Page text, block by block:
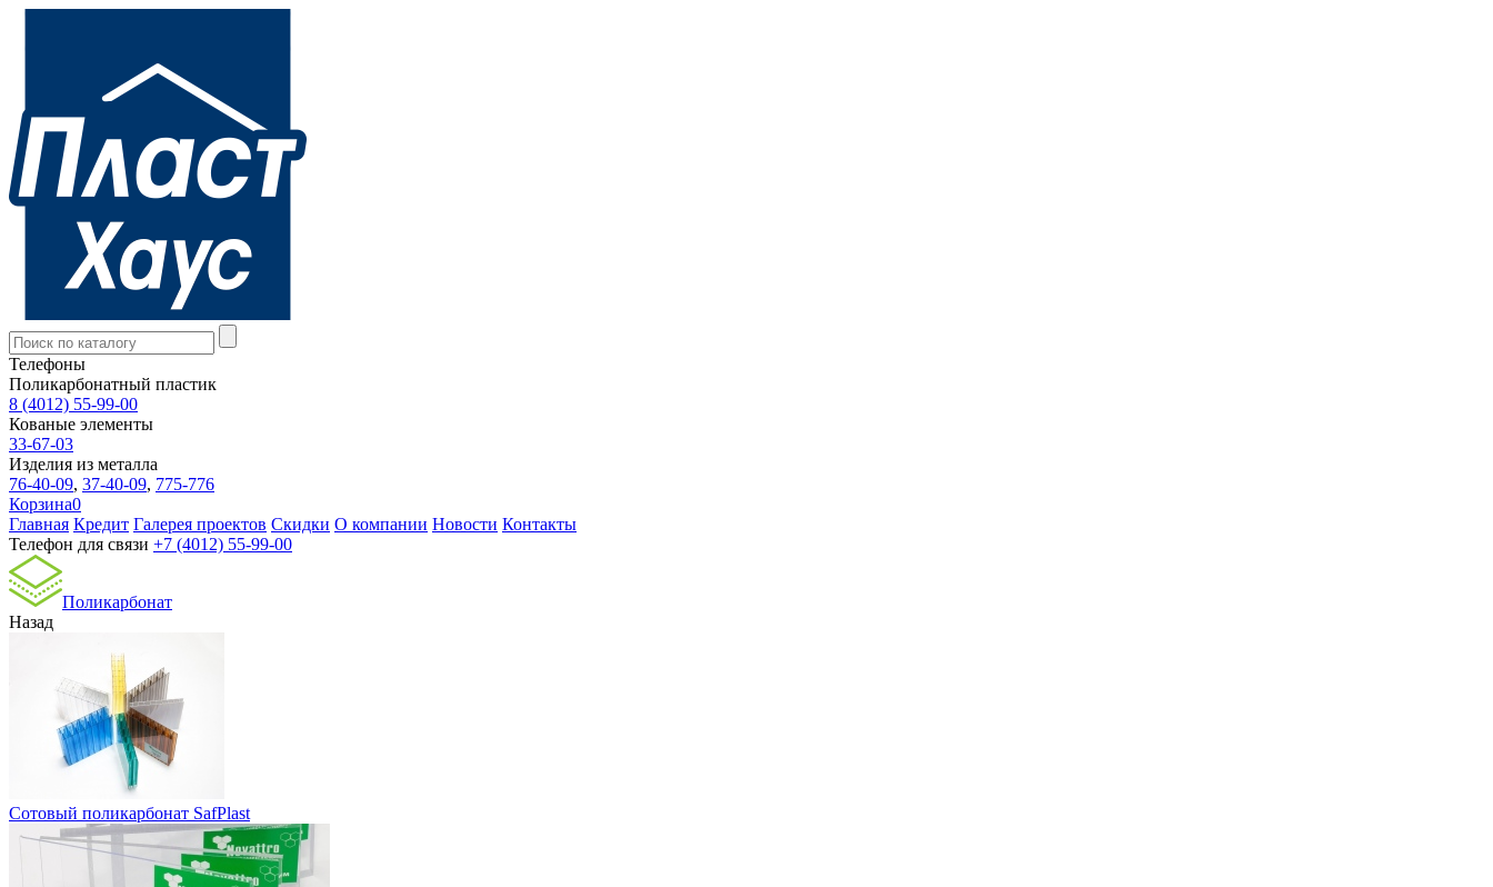
Телефоны
Поликарбонатный пластик
8 (4012) 55-99-00
Кованые элементы
33-67-03
Изделия из металла
76-40-09, 37-40-09, 775-776
Корзина0
Главная Кредит Галерея проектов Скидки О компании Новости Контакты
Телефон для связи +7 (4012) 55-99-00
Поликарбонат
Назад
Сотовый поликарбонат SafPlast